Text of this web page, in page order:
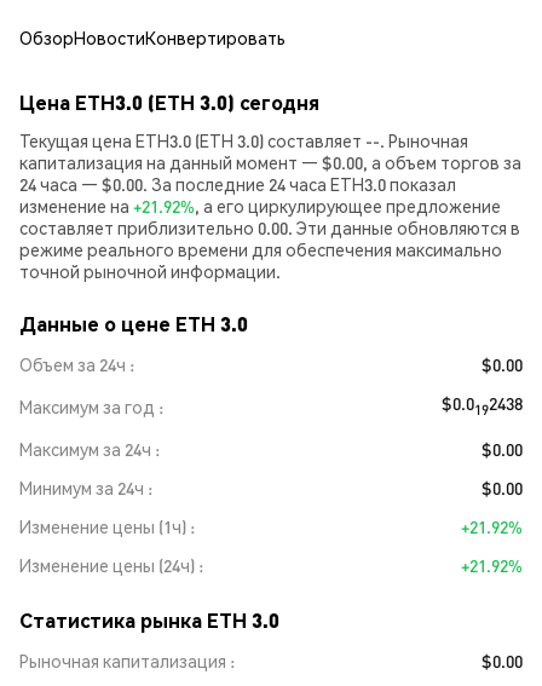
ОбзорНовостиКонвертировать
Цена ETH3.0 (ETH 3.0) сегодня
Текущая цена ETH3.0 (ETH 3.0) составляет --. Рыночная
капитализация на данный момент — $0.00, а объем торгов за
24 часа — $0.00. За последние 24 часа ETH3.0 показал
изменение на +21.92%, а его циркулирующее предложение
составляет приблизительно 0.00. Эти данные обновляются в
режиме реального времени для обеспечения максимально
точной рыночной информации.
Данные о цене ETH 3.0
Объем за 24ч
$0.00
Максимум за год
$0.0192438
Максимум за 24ч
$0.00
Минимум за 24ч
$0.00
Изменение цены (1ч)
+21.92%
Изменение цены (24ч)
+21.92%
Статистика рынка ETH 3.0
Рыночная капитализация
$0.00